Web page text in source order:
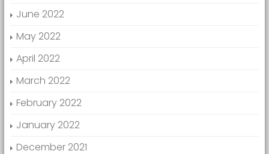
June 2022
May 2022
April 2022
March 2022
February 2022
January 2022
December 2021